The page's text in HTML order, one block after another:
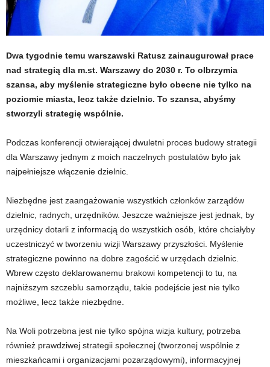
Dwa tygodnie temu warszawski Ratusz zainaugurował prace
nad strategią dla m.st. Warszawy do 2030 r. To olbrzymia
szansa, aby myślenie strategiczne było obecne nie tylko na
poziomie miasta, lecz także dzielnic. To szansa, abyśmy
stworzyli strategię wspólnie.
Podczas konferencji otwierającej dwuletni proces budowy strategii
dla Warszawy jednym z moich naczelnych postulatów było jak
najpełniejsze włączenie dzielnic.
Niezbędne jest zaangażowanie wszystkich członków zarządów
dzielnic, radnych, urzędników. Jeszcze ważniejsze jest jednak, by
urzędnicy dotarli z informacją do wszystkich osób, które chciałyby
uczestniczyć w tworzeniu wizji Warszawy przyszłości. Myślenie
strategiczne powinno na dobre zagościć w urzędach dzielnic.
Wbrew często deklarowanemu brakowi kompetencji to tu, na
najniższym szczeblu samorządu, takie podejście jest nie tylko
możliwe, lecz także niezbędne.
Na Woli potrzebna jest nie tylko spójna wizja kultury, potrzeba
również prawdziwej strategii społecznej (tworzonej wspólnie z
mieszkańcami i organizacjami pozarządowymi), informacyjnej